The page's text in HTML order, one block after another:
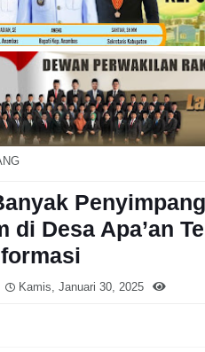
di Desa Apa’an
Kamis, Januari 30, 2025